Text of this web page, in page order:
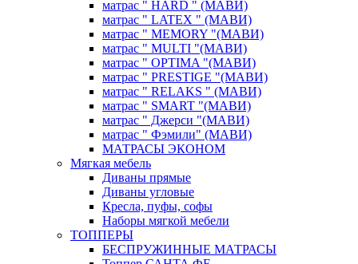
матрас " HARD " (МАВИ)
матрас " LATEX " (МАВИ)
матрас " MEMORY "(МАВИ)
матрас " MULTI "(МАВИ)
матрас " OPTIMA "(МАВИ)
матрас " PRESTIGE "(МАВИ)
матрас " RELAKS " (МАВИ)
матрас " SMART "(МАВИ)
матрас " Джерси "(МАВИ)
матрас " Фэмили" (МАВИ)
МАТРАСЫ ЭКОНОМ
Мягкая мебель
Диваны прямые
Диваны угловые
Кресла, пуфы, софы
Наборы мягкой мебели
ТОППЕРЫ
БЕСПРУЖИННЫЕ МАТРАСЫ